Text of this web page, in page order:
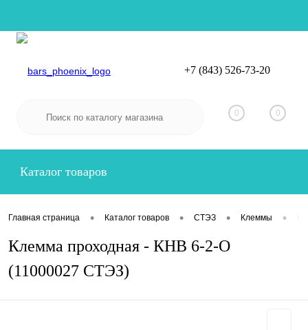
Вход
+7 (843) 526-73-20
0 0
Каталог товаров
Главная страница • Каталог товаров • СТЭЗ • Клеммы •
Клемма проходная - КНВ 6-2-О
(11000027 СТЭЗ)